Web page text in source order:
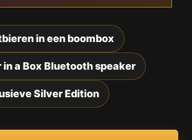
in een boombox
in a Box Bluetooth speaker
Silver Edition